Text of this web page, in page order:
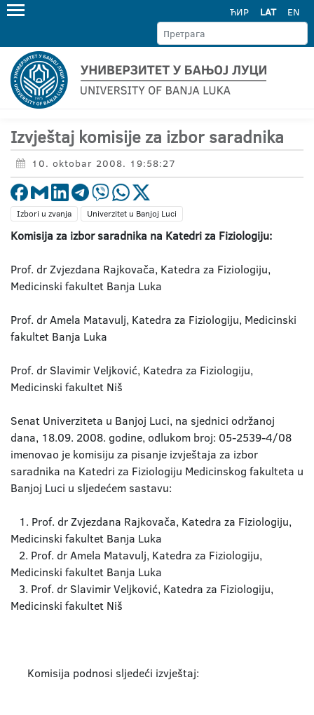
ЋИР LAT EN
Izvještaj komisije za izbor saradnika
10. oktobar 2008. 19:58:27
Izbori u zvanja Univerzitet u Banjoj Luci
Komisija za izbor saradnika na Katedri za Fiziologiju:
Prof. dr Zvjezdana Rajkovača, Katedra za Fiziologiju,
Medicinski fakultet Banja Luka
Prof. dr Amela Matavulj, Katedra za Fiziologiju, Medicinski
fakultet Banja Luka
Prof. dr Slavimir Veljković, Katedra za Fiziologiju,
Medicinski fakultet Niš
Senat Univerziteta u Banjoj Luci, na sjednici održanoj
dana, 18.09. 2008. godine, odlukom broj: 05-2539-4/08
imenovao je komisiju za pisanje izvještaja za izbor
saradnika na Katedri za Fiziologiju Medicinskog fakulteta u
Banjoj Luci u sljedećem sastavu:
1. Prof. dr Zvjezdana Rajkovača, Katedra za Fiziologiju,
Medicinski fakultet Banja Luka
2. Prof. dr Amela Matavulj, Katedra za Fiziologiju,
Medicinski fakultet Banja Luka
3. Prof. dr Slavimir Veljković, Katedra za Fiziologiju,
Medicinski fakultet Niš
Komisija podnosi sljedeći izvještaj: